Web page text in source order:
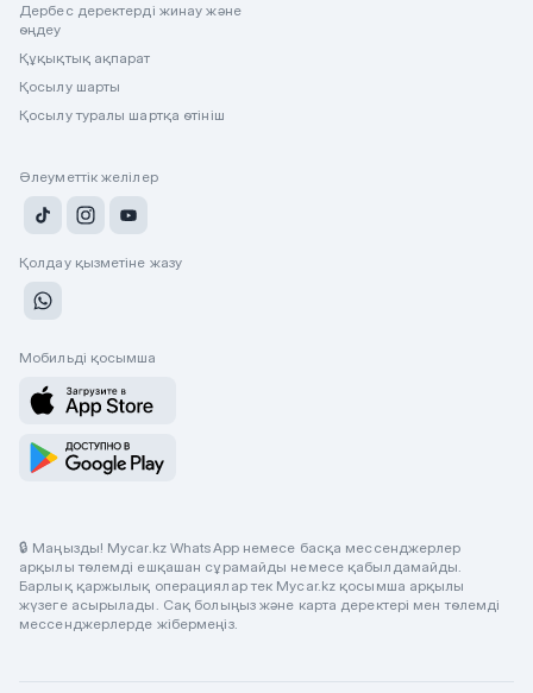
Дербес деректерді жинау және
өңдеу
Құқықтық ақпарат
Қосылу шарты
Қосылу туралы шартқа өтініш
Әлеуметтік желілер
Қолдау қызметіне жазу
Мобильді қосымша
🔒 Маңызды! Mycar.kz WhatsApp немесе басқа мессенджерлер
арқылы төлемді ешқашан сұрамайды немесе қабылдамайды.
Барлық қаржылық операциялар тек Mycar.kz қосымша арқылы
жүзеге асырылады. Сақ болыңыз және карта деректері мен төлемді
мессенджерлерде жібермеңіз.